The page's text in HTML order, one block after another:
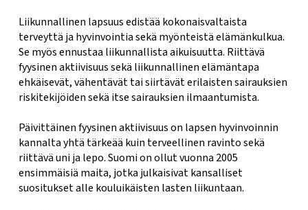
Liikunnallinen lapsuus edistää kokonaisvaltaista
terveyttä ja hyvinvointia sekä myönteistä elämänkulkua.
Se myös ennustaa liikunnallista aikuisuutta. Riittävä
fyysinen aktiivisuus sekä liikunnallinen elämäntapa
ehkäisevät, vähentävät tai siirtävät erilaisten sairauksien
riskitekijöiden sekä itse sairauksien ilmaantumista.
Päivittäinen fyysinen aktiivisuus on lapsen hyvinvoinnin
kannalta yhtä tärkeää kuin terveellinen ravinto sekä
riittävä uni ja lepo. Suomi on ollut vuonna 2005
ensimmäisiä maita, jotka julkaisivat kansalliset
suositukset alle kouluikäisten lasten liikuntaan.